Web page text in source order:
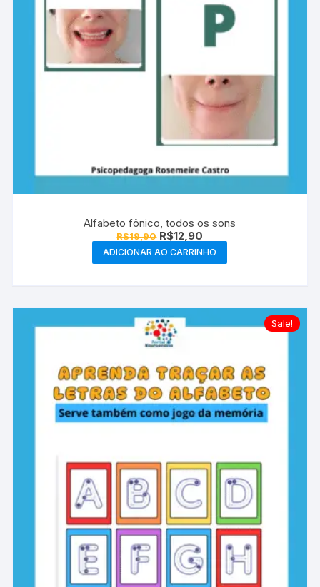
Alfabeto fônico, todos os sons
R$19,90 O
preço
original
era:
R$12,90
preço
atual
é:
ADICIONAR AO CARRINHO
Sale!